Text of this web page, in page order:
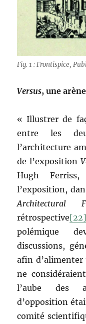
Fig. 1 : Frontispice,
Versus,une
« Illustrer de
entre les
l’architecture
de l’exposition
Hugh
l’exposition,
Architectural
rétrospective[22]
polémique
discussions,
afin d’alimenter
ne
l’aube des
d’opposition
comité